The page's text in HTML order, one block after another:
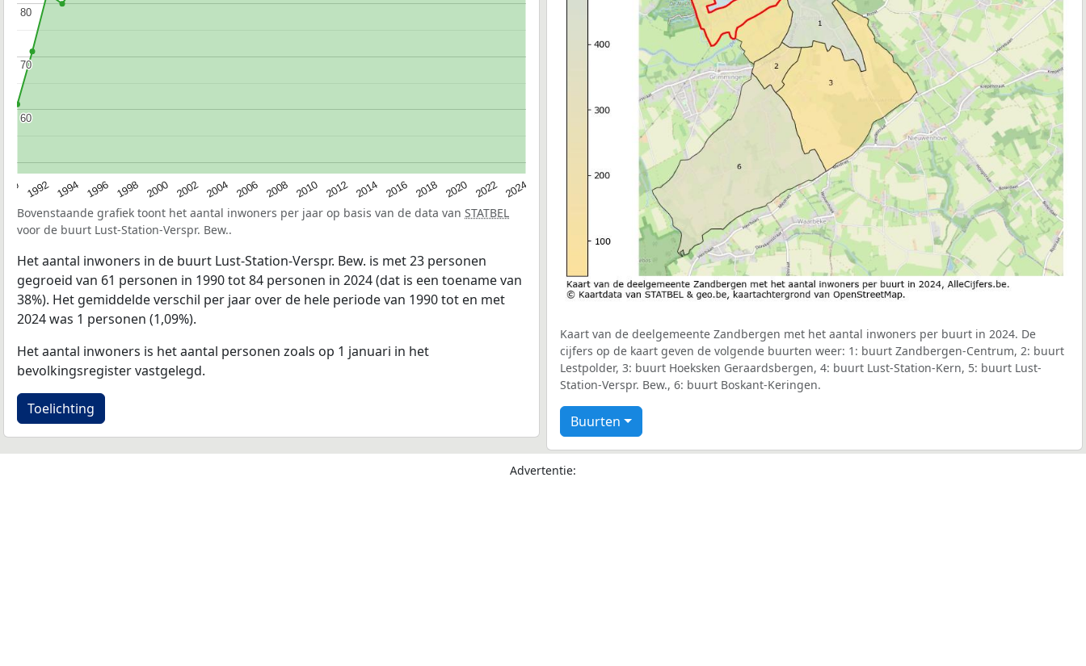
1992 1994 1996 1998 2000 2002 2004 2006 2008 2010 2012 2014 2016 2018 2020 2022 2024
60
60
70
70
80
80
Bovenstaande grafiek toont het aantal inwoners per jaar op basis van de data van STATBEL
voor de buurt Lust-Station-Verspr. Bew..
Het aantal inwoners in de buurt Lust-Station-Verspr. Bew. is met 23 personen
gegroeid van 61 personen in 1990 tot 84 personen in 2024 (dat is een toename van
38%). Het gemiddelde verschil per jaar over de hele periode van 1990 tot en met
2024 was 1 personen (1,09%).
Het aantal inwoners is het aantal personen zoals op 1 januari in het
bevolkingsregister vastgelegd.
Toelichting
Kaart van de deelgemeente Zandbergen met het aantal inwoners per buurt in 2024. De
cijfers op de kaart geven de volgende buurten weer: 1: buurt Zandbergen-Centrum, 2: buurt
Lestpolder, 3: buurt Hoeksken Geraardsbergen, 4: buurt Lust-Station-Kern, 5: buurt Lust-
Station-Verspr. Bew., 6: buurt Boskant-Keringen.
Buurten
Advertentie: